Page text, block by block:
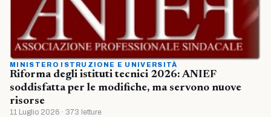
MINISTERO ISTRUZIONE E UNIVERSITÀ
Riforma degli istituti tecnici 2026: ANIEF
soddisfatta per le modifiche, ma servono nuove
risorse
11 Luglio 2026 · 373 letture